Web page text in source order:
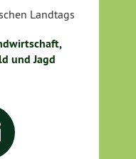
Landtags
und Jagd